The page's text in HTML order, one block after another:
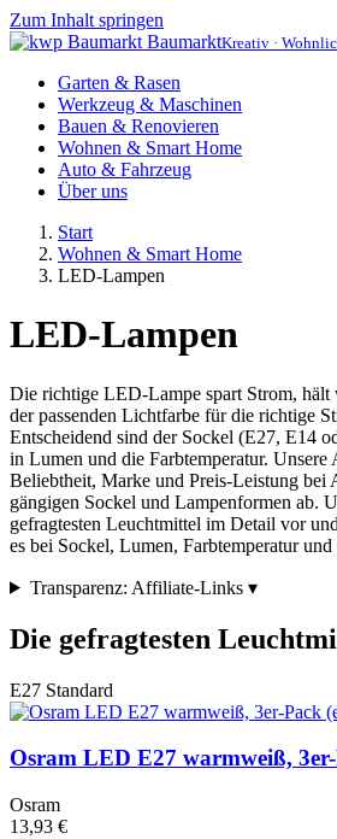
Zum Inhalt springen
BaumarktKreativ ·
Garten & Rasen
Werkzeug & Maschinen
Bauen & Renovieren
Wohnen & Smart Home
Auto & Fahrzeug
Über uns
Start
Wohnen & Smart Home
LED-Lampen
LED-Lampen
Die richtige LED-Lampe spart Strom, hält
der passenden Lichtfarbe für die richtige
Entscheidend sind der Sockel (E27, E14
in Lumen und die Farbtemperatur. Unsere
Beliebtheit, Marke und Preis-Leistung bei
gängigen Sockel und Lampenformen ab.
gefragtesten Leuchtmittel im Detail vor
es bei Sockel, Lumen, Farbtemperatur
Transparenz: Affiliate-Links ▾
Die gefragtesten
E27 Standard
Osram LED E27 warmweiß,
Osram
13,93 €